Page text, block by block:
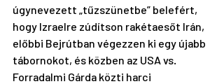
úgynevezett „tűzszünetbe” belefért,
hogy Izraelre zúdítson rakétaesőt Irán,
előbbi Bejrútban végezzen ki egy újabb
tábornokot, és közben az USA vs.
Forradalmi Gárda közti harci